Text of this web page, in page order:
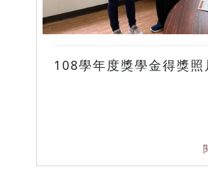
108學年度獎學金得獎照